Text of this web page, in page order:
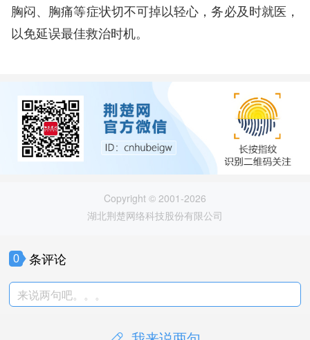
胸闷、胸痛等症状切不可掉以轻心，务必及时就医，
以免延误最佳救治时机。
Copyright © 2001-2026
湖北荆楚网络科技股份有限公司
0 条评论
来说两句吧。。。